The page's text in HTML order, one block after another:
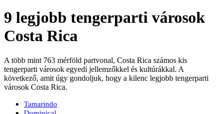
9 legjobb tengerparti városok
Costa Rica
A több mint 763 mérföld partvonal, Costa Rica számos kis
tengerparti városok egyedi jellemzőkkel és kultúrákkal. A
következő, amit úgy gondoljuk, hogy a kilenc legjobb tengerparti
városok Costa Rica.
Tamarindo